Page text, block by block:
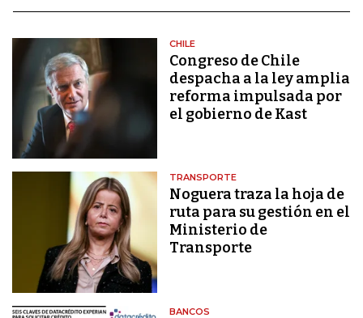
CHILE
Congreso de Chile
despacha a la ley amplia
reforma impulsada por
el gobierno de Kast
TRANSPORTE
Noguera traza la hoja de
ruta para su gestión en el
Ministerio de
Transporte
BANCOS